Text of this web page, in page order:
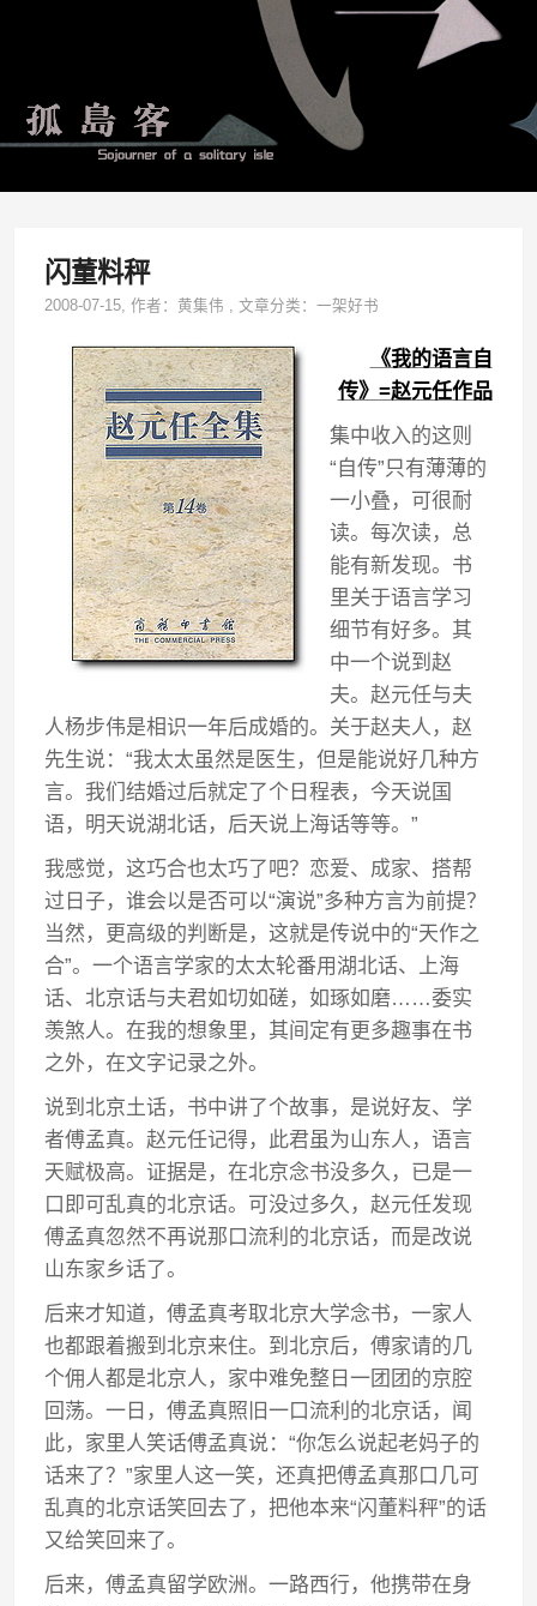
闪董料秤
2008-07-15, 作者：黄集伟 ,文章分类：一架好书
《我的语言自
传》=赵元任作品
集中收入的这则
“自传”只有薄薄的
一小叠，可很耐
读。每次读，总
能有新发现。书
里关于语言学习
细节有好多。其
中一个说到赵
夫。赵元任与夫
人杨步伟是相识一年后成婚的。关于赵夫人，赵
先生说：“我太太虽然是医生，但是能说好几种方
言。我们结婚过后就定了个日程表，今天说国
语，明天说湖北话，后天说上海话等等。”
我感觉，这巧合也太巧了吧？恋爱、成家、搭帮
过日子，谁会以是否可以“演说”多种方言为前提？
当然，更高级的判断是，这就是传说中的“天作之
合”。一个语言学家的太太轮番用湖北话、上海
话、北京话与夫君如切如磋，如琢如磨……委实
羡煞人。在我的想象里，其间定有更多趣事在书
之外，在文字记录之外。
说到北京土话，书中讲了个故事，是说好友、学
者傅孟真。赵元任记得，此君虽为山东人，语言
天赋极高。证据是，在北京念书没多久，已是一
口即可乱真的北京话。可没过多久，赵元任发现
傅孟真忽然不再说那口流利的北京话，而是改说
山东家乡话了。
后来才知道，傅孟真考取北京大学念书，一家人
也都跟着搬到北京来住。到北京后，傅家请的几
个佣人都是北京人，家中难免整日一团团的京腔
回荡。一日，傅孟真照旧一口流利的北京话，闻
此，家里人笑话傅孟真说：“你怎么说起老妈子的
话来了？”家里人这一笑，还真把傅孟真那口几可
乱真的北京话笑回去了，把他本来“闪董料秤”的话
又给笑回来了。
后来，傅孟真留学欧洲。一路西行，他携带在身